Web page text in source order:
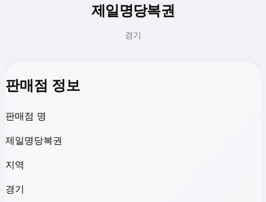
제일명당복권
경기
판매점 정보
판매점 명
제일명당복권
지역
경기